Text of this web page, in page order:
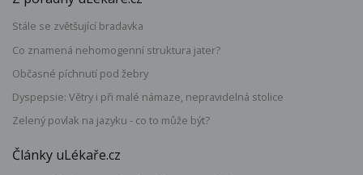
Stále se zvětšující bradavka
Co znamená nehomogenní struktura jater?
Občasné píchnutí pod žebry
Dyspepsie: Větry i při malé námaze, nepravidelná stolice
Zelený povlak na jazyku - co to může být?
Články uLékaře.cz